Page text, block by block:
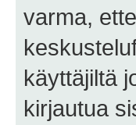
varma,
käyttäjiltä
kirjautua